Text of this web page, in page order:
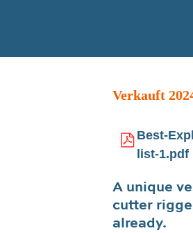
Verkauft
Best-
list-1.pdf
A unique
cutter
already.